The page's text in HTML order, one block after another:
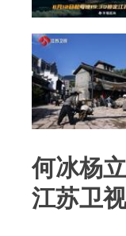
何冰杨
江苏卫